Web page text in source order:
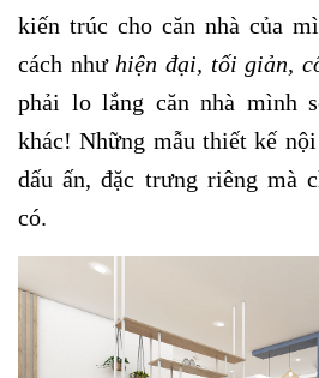
kiến trúc cho căn nhà của
cách như hiện đại, tối giản,
phải lo lắng căn nhà mình
khác! Những mẫu thiết kế
dấu ấn, đặc trưng riêng mà
có.